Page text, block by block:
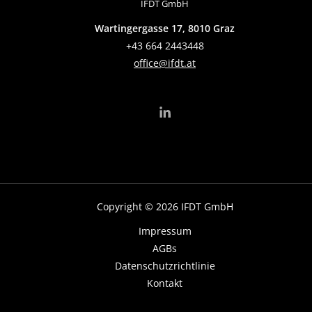
IFDT GmbH
Wartingergasse 17, 8010 Graz
+43 664 2443448
office@ifdt.at
Copyright © 2026 IFDT GmbH
Impressum
AGBs
Datenschutzrichtlinie
Kontakt